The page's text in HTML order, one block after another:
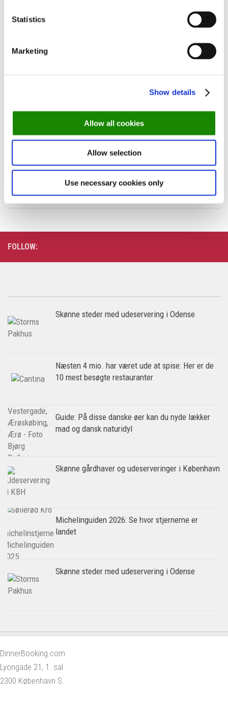
Statistics
Marketing
Show details
Allow all cookies
Allow selection
Use necessary cookies only
besøgt den. Opgørelsen for januar 2017 er baseret på 10.422
NEXT STORY
Gammel Nørrebro-darling åbner ny italiener
PREVIOUS STORY
Ny café holder orienteringsløb med gratis kage
FOLLOW:
Skønne steder med udeservering i Odense
Næsten 4 mio. har været ude at spise: Her er de
10 mest besøgte restauranter
Guide: På disse danske øer kan du nyde lækker
mad og dansk naturidyl
Skønne gårdhaver og udeserveringer i København
Michelinguiden 2026: Se hvor stjernerne er
landet
Skønne steder med udeservering i Odense
DinnerBooking.com
Lyongade 21, 1. sal
2300 København S.